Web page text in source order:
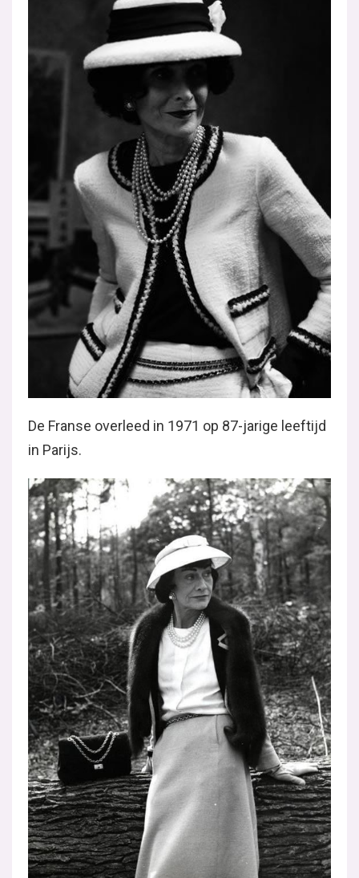
De Franse overleed in 1971 op 87-jarige leeftijd
in Parijs.